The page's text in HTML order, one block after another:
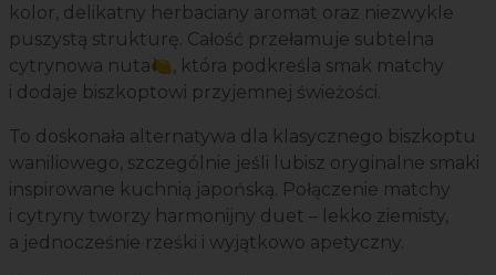
kolor, delikatny herbaciany aromat oraz niezwykle
puszystą strukturę. Całość przełamuje subtelna
cytrynowa nuta🍋, która podkreśla smak matchy
i dodaje biszkoptowi przyjemnej świeżości.
To doskonała alternatywa dla klasycznego biszkoptu
waniliowego, szczególnie jeśli lubisz oryginalne smaki
inspirowane kuchnią japońską. Połączenie matchy
i cytryny tworzy harmonijny duet – lekko ziemisty,
a jednocześnie rześki i wyjątkowo apetyczny.